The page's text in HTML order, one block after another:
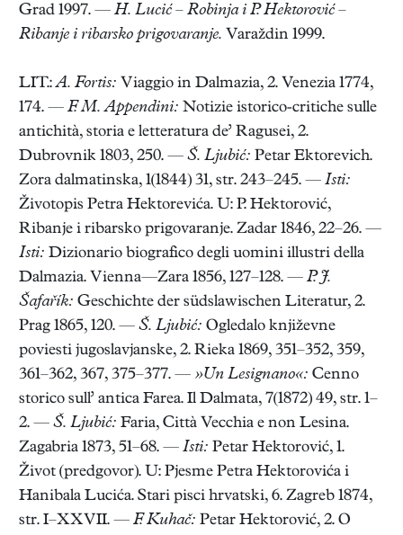
Grad 1997. — H. Lucić – Robinja i P. Hektorović –
Ribanje i ribarsko prigovaranje. Varaždin 1999.
LIT.:A. Fortis: Viaggio in Dalmazia, 2. Venezia 1774,
174. — F. M. Appendini: Notizie istorico-critiche sulle
antichità, storia e letteratura de’ Ragusei, 2.
Dubrovnik 1803, 250. — Š. Ljubić: Petar Ektorevich.
Zora dalmatinska, 1(1844) 31, str. 243–245. — Isti:
Životopis Petra Hektorevića. U: P. Hektorović,
Ribanje i ribarsko prigovaranje. Zadar 1846, 22–26. —
Isti: Dizionario biografico degli uomini illustri della
Dalmazia. Vienna—Zara 1856, 127–128. — P. J.
Šafařík: Geschichte der südslawischen Literatur, 2.
Prag 1865, 120. — Š. Ljubić: Ogledalo književne
poviesti jugoslavjanske, 2. Rieka 1869, 351–352, 359,
361–362, 367, 375–377. — »Un Lesignano«: Cenno
storico sull’ antica Farea. Il Dalmata, 7(1872) 49, str. 1–
2. — Š. Ljubić: Faria, Città Vecchia e non Lesina.
Zagabria 1873, 51–68. — Isti: Petar Hektorović, 1.
Život (predgovor). U: Pjesme Petra Hektorovića i
Hanibala Lucića. Stari pisci hrvatski, 6. Zagreb 1874,
str. I–XXVII. — F. Kuhač: Petar Hektorović, 2. O